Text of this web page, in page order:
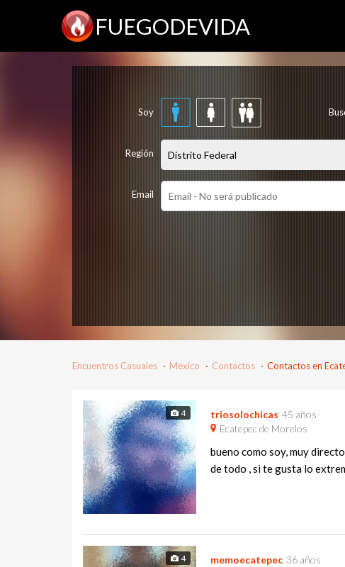
FUEGODEVIDA
Soy
Región
Email
Encuentros Casuales Mexico Contactos Contactos en
4 triosolochicas 45 años
Ecatepec de Morelos
bueno como soy, muy
de todo , si te gusta lo
4 memoecatepec 36 años